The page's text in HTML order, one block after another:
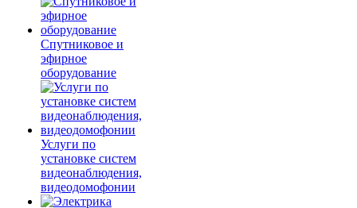
Спутниковое и
эфирное
оборудование
Услуги по
установке систем
видеонаблюдения,
видеодомофонии